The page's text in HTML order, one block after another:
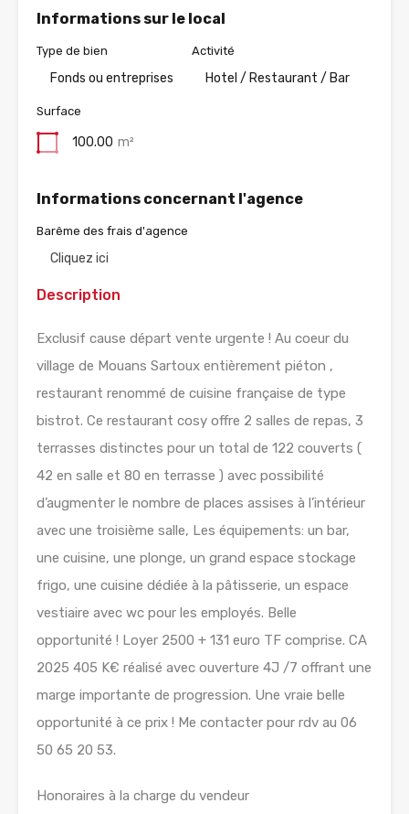
Informations sur le local
Type de bien
Fonds ou entreprises
Activité
Hotel / Restaurant / Bar
Surface
100.00 m²
Informations concernant l'agence
Barême des frais d'agence
Cliquez ici
Description
Exclusif cause départ vente urgente ! Au coeur du
village de Mouans Sartoux entièrement piéton ,
restaurant renommé de cuisine française de type
bistrot. Ce restaurant cosy offre 2 salles de repas, 3
terrasses distinctes pour un total de 122 couverts (
42 en salle et 80 en terrasse ) avec possibilité
d’augmenter le nombre de places assises à l’intérieur
avec une troisième salle, Les équipements: un bar,
une cuisine, une plonge, un grand espace stockage
frigo, une cuisine dédiée à la pâtisserie, un espace
vestiaire avec wc pour les employés. Belle
opportunité ! Loyer 2500 + 131 euro TF comprise. CA
2025 405 K€ réalisé avec ouverture 4J /7 offrant une
marge importante de progression. Une vraie belle
opportunité à ce prix ! Me contacter pour rdv au 06
50 65 20 53.
Honoraires à la charge du vendeur